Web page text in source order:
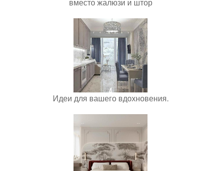
Идеи для вашего вдохновения.